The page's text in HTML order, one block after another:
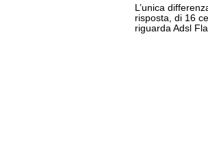
L’unica
risposta, di 16
riguarda Adsl